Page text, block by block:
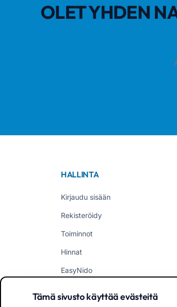
OLET YHDEN
HALLINTA
Kirjaudu sisään
Rekisteröidy
Toiminnot
Hinnat
EasyNido
Tämä sivusto käyttää evästeitä